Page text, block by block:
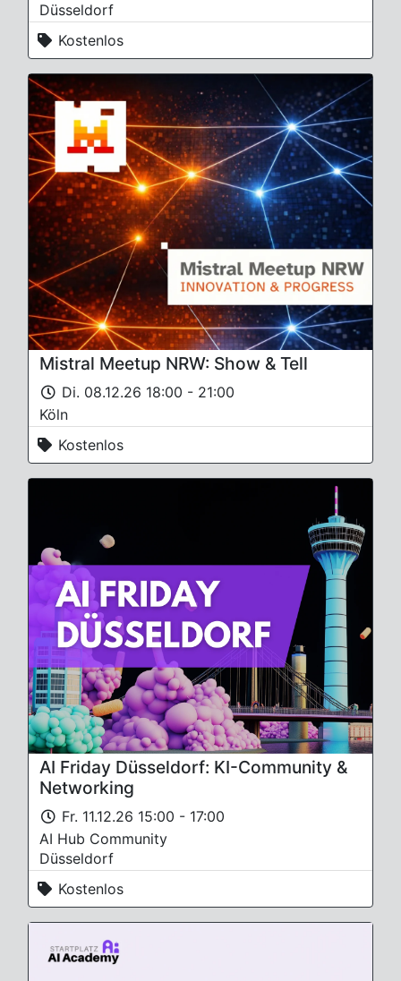
Düsseldorf
Kostenlos
Mistral Meetup NRW: Show & Tell
Di. 08.12.26 18:00 - 21:00
Köln
Kostenlos
AI Friday Düsseldorf: KI-Community &
Networking
Fr. 11.12.26 15:00 - 17:00
AI Hub Community
Düsseldorf
Kostenlos